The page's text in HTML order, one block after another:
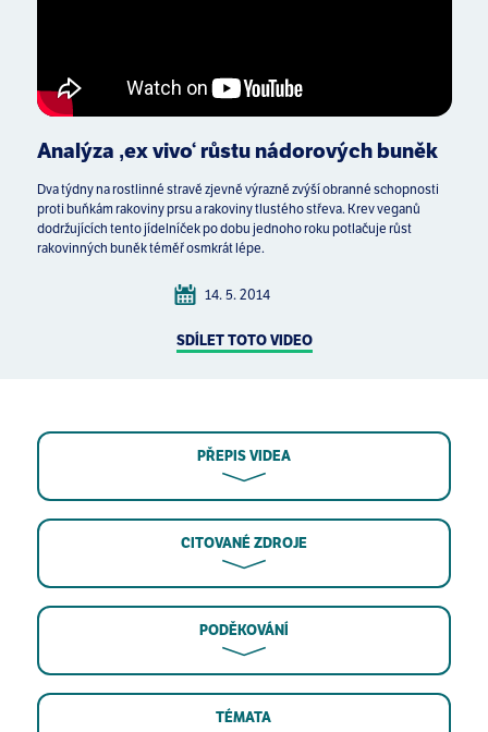
Analýza ‚ex vivo‘ růstu nádorových buněk
Dva týdny na rostlinné stravě zjevně výrazně zvýší obranné schopnosti
proti buňkám rakoviny prsu a rakoviny tlustého střeva. Krev veganů
dodržujících tento jídelníček po dobu jednoho roku potlačuje růst
rakovinných buněk téměř osmkrát lépe.
14. 5. 2014
SDÍLET TOTO VIDEO
PŘEPIS VIDEA
CITOVANÉ ZDROJE
PODĚKOVÁNÍ
TÉMATA